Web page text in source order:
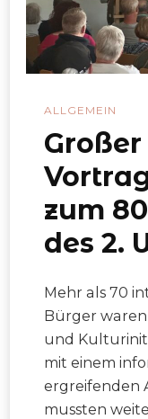
ALLGEMEIN
zum
des 2.
Mehr als 70
Bürger
und
mit einem
ergreifenden
mussten